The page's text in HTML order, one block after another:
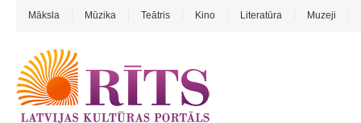
Māksla Mūzika Teātris Kino Literatūra Muzeji